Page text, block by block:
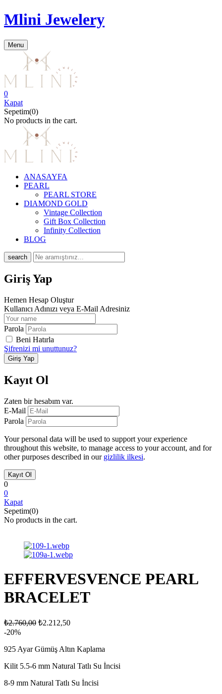
Mlini Jewelery
Menu
0
Kapat
Sepetim(0)
No products in the cart.
ANASAYFA
PEARL
PEARL STORE
DIAMOND GOLD
Vintage Collection
Gift Box Collection
Infinity Collection
BLOG
search
Giriş Yap
Hemen Hesap Oluştur
Kullanıcı Adınızı veya E-Mail Adresiniz
Parola
Beni Hatırla
Şifrenizi mi unuttunuz?
Kayıt Ol
Zaten bir hesabım var.
E-Mail
Parola
Your personal data will be used to support your experience
throughout this website, to manage access to your account, and for
other purposes described in our gizlilik ilkesi.
0
0
Kapat
Sepetim(0)
No products in the cart.
EFFERVESVENCE PEARL
BRACELET
₺2.760,00 ₺2.212,50
-20%
925 Ayar Gümüş Altın Kaplama
Kilit 5.5-6 mm Natural Tatlı Su İncisi
8-9 mm Natural Tatlı Su İncisi